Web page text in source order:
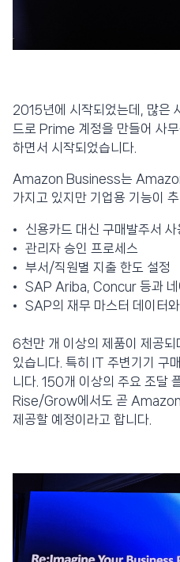
2015년에 시작되었는데, 많은
드로 Prime 계정을 만들어 사
하면서 시작되었습니다.
Amazon Business는
가지고 있지만 기업용 기능이
신용카드 대신 구매발주서 사
관리자 승인 프로세스
부서/직원별 지출 한도 설정
SAP Ariba, Concur 등과 네
SAP의 재무 마스터 데이터
6천만 개 이상의 제품이 제공
있습니다. 특히 IT 주변기기 구
니다. 150개 이상의 주요 조달
Rise/Grow에서도 곧
제공할 예정이라고 합니다.